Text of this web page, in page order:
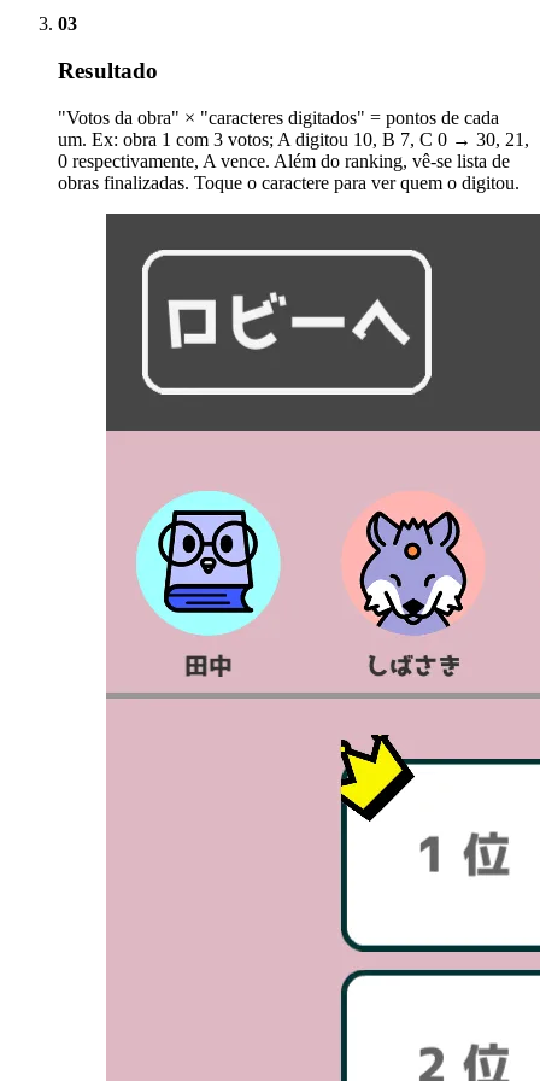
03
Resultado
"Votos da obra" × "caracteres digitados" = pontos de cada
um. Ex: obra 1 com 3 votos; A digitou 10, B 7, C 0 → 30, 21,
0 respectivamente, A vence. Além do ranking, vê-se lista de
obras finalizadas. Toque o caractere para ver quem o digitou.